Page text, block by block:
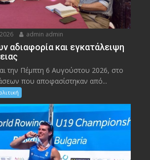
admin admin
αδιαφορία και εγκατάλειψη
την Πέμπτη 6 Αυγούστου 2026, στο
που αποφασίστηκαν από...